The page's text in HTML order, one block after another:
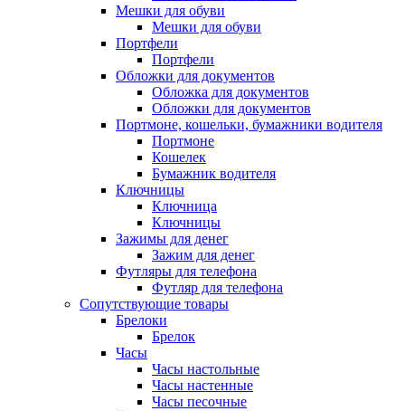
Мешки для обуви
Мешки для обуви
Портфели
Портфели
Обложки для документов
Обложка для документов
Обложки для документов
Портмоне, кошельки, бумажники водителя
Портмоне
Кошелек
Бумажник водителя
Ключницы
Ключница
Ключницы
Зажимы для денег
Зажим для денег
Футляры для телефона
Футляр для телефона
Сопутствующие товары
Брелоки
Брелок
Часы
Часы настольные
Часы настенные
Часы песочные